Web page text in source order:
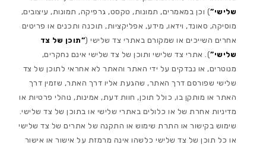
שלישי”) וכן במאמרים, תמונות, טקסט, גרפיקה, תמונות, עיצובים,
מוסיקה, סאונד, וידאו, מידע, אפליקציות, תוכנה ותכנים או פריטים
אחרים השייכים או שמקורם באתרי צד שלישי (“תוכן של צד
שלישי”). אתרי צד שלישי ותוכן של צד שלישי אינם נחקרים,
מנוטרים, או נבדקים על ידי האתר והאתר לא אחראי לתוכן של צד
שלישי שפורסם דרך האתר, שהגעת אליו דרך האתר, שזמין דרך
האתר או מותקן בו, כולל תוכן, חוות דעת, אמינות, נוהלי פרטיות או
מדיניות אחרת של או כלולים באתרי שלישי או בתוכן של צד שלישי.
שימוש בקישור או התרת שימוש או התקנה של אתרים של צד שלישי
או כל תוכן של צד שלישי כלשהו אינה מרמזת על אישור או אישור